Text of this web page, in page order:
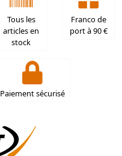
Tous les
articles en
stock
Franco de
port à 90 €
Paiement sécurisé